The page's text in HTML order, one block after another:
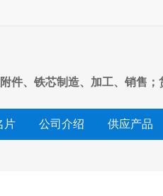
件、铁芯制造、加工、销售
片 公司介绍 供应产品